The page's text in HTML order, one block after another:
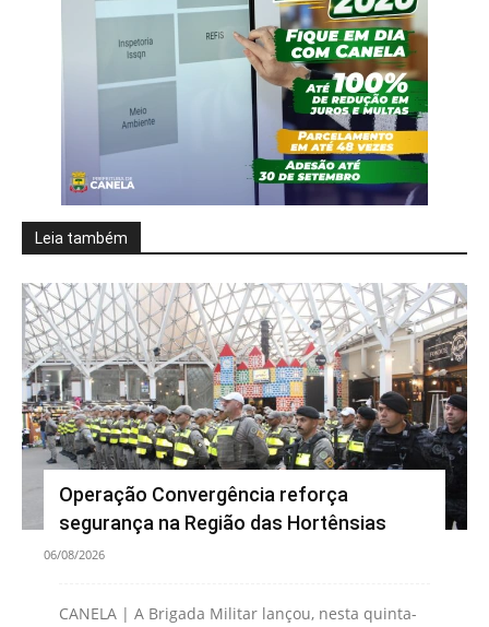
Leia também
Operação Convergência reforça
segurança na Região das Hortênsias
06/08/2026
CANELA | A Brigada Militar lançou, nesta quinta-